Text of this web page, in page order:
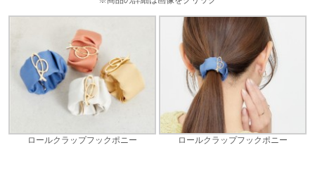
ロールクラップフックポニー ロールクラップフックポニー